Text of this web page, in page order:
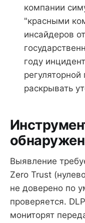
компании
"красными
инсайдеров
году
раскрывать
Выявление
Zero Trust
не доверено по
проверяется.
мониторят